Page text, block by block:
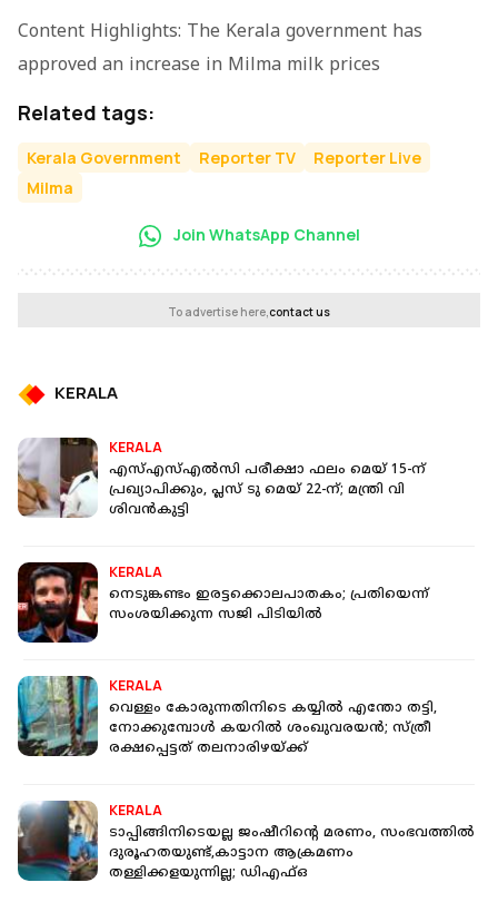
Content Highlights: The Kerala government has
approved an increase in Milma milk prices
Related tags:
Kerala Government Reporter TV
Reporter Live
Milma
Join WhatsApp Channel
To advertise here,contact us
KERALA
KERALA
എസ്എസ്എല്‍സി പരീക്ഷാ ഫലം മെയ് 15-ന്
പ്രഖ്യാപിക്കും, പ്ലസ് ടു മെയ് 22-ന്; മന്ത്രി വി
ശിവന്‍കുട്ടി
KERALA
നെടുങ്കണ്ടം ഇരട്ടക്കൊലപാതകം; പ്രതിയെന്ന്
സംശയിക്കുന്ന സജി പിടിയില്‍
KERALA
വെള്ളം കോരുന്നതിനിടെ കയ്യിൽ എന്തോ തട്ടി,
നോക്കുമ്പോൾ കയറിൽ ശംഖുവരയൻ; സ്ത്രീ
രക്ഷപ്പെട്ടത് തലനാരിഴയ്ക്ക്
KERALA
ടാപ്പിങ്ങിനിടെയല്ല ജംഷീറിന്റെ മരണം, സംഭവത്തിൽ
ദുരൂഹതയുണ്ട്,കാട്ടാന ആക്രമണം
തള്ളിക്കളയുന്നില്ല; ഡിഎഫ്ഒ